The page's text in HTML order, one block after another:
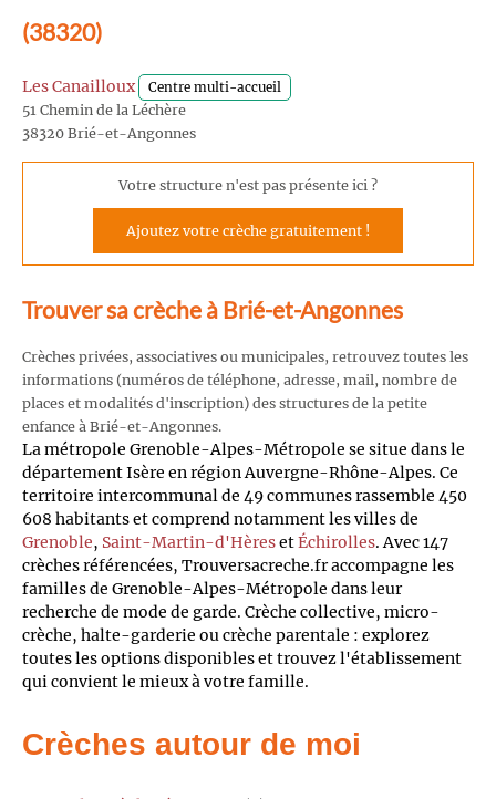
(38320)
Les Canailloux Centre multi-accueil
51 Chemin de la Léchère
38320 Brié-et-Angonnes
Votre structure n'est pas présente ici ?
Ajoutez votre crèche gratuitement !
Trouver sa crèche à Brié-et-Angonnes
Crèches privées, associatives ou municipales, retrouvez toutes les
informations (numéros de téléphone, adresse, mail, nombre de
places et modalités d'inscription) des structures de la petite
enfance à Brié-et-Angonnes.
La métropole Grenoble-Alpes-Métropole se situe dans le
département Isère en région Auvergne-Rhône-Alpes. Ce
territoire intercommunal de 49 communes rassemble 450
608 habitants et comprend notamment les villes de
Grenoble, Saint-Martin-d'HèresetÉchirolles. Avec 147
crèches référencées, Trouversacreche.fr accompagne les
familles de Grenoble-Alpes-Métropole dans leur
recherche de mode de garde. Crèche collective, micro-
crèche, halte-garderie ou crèche parentale : explorez
toutes les options disponibles et trouvez l'établissement
qui convient le mieux à votre famille.
Crèches autour de moi